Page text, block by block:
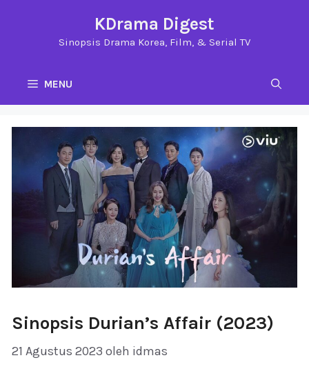
KDrama Digest
Sinopsis Drama Korea, Film, & Serial TV
MENU
Sinopsis Durian’s Affair (2023)
21 Agustus 2023 oleh idmas